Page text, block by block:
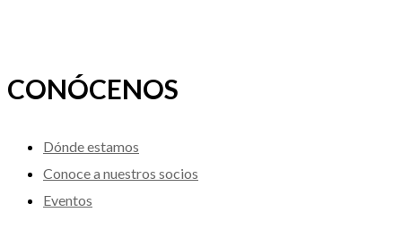
CONÓCENOS
Dónde estamos
Conoce a nuestros socios
Eventos